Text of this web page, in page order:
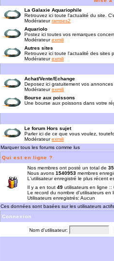
La Galaxie Aquariophile
Retrouvez ici toute l'actualité du site.
Modérateurramses2
Aquariolo
Postez ici toutes vos remarques
Modérateurexmili
Autres sites
Retrouvez ici toute l'actualité des sites
Modérateurexmili
Achat/Vente/Echange
Deposez ici gratuitement vos
Modérateurexmili
Bourse aux poissons
Une bourse aux poissons dans votre
Le forum Hors sujet
Parler ici de ce que vous voulez,
Modérateurexmili
Marquer tous les forums comme lus
Qui est en ligne ?
Nos membres ont posté un total de
Nous avons 1540953 membres
L'utilisateur enregistré le plus récent
Il y a en tout 49 utilisateurs en ligne
Le record du nombre d'utilisateurs en
Utilisateurs enregistrés: Aucun
Ces données sont basées sur les utilisateurs
Connexion
Nom d'utilisateur: